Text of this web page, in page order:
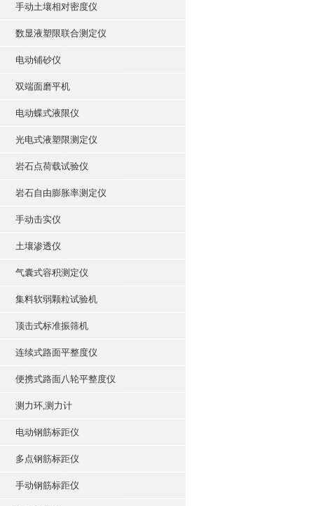
手动土壤相对密度仪
数显液塑限联合测定仪
电动铺砂仪
双端面磨平机
电动蝶式液限仪
光电式液塑限测定仪
岩石点荷载试验仪
岩石自由膨胀率测定仪
手动击实仪
土壤渗透仪
气囊式容积测定仪
集料软弱颗粒试验机
顶击式标准振筛机
连续式路面平整度仪
便携式路面八轮平整度仪
测力环,测力计
电动钢筋标距仪
多点钢筋标距仪
手动钢筋标距仪